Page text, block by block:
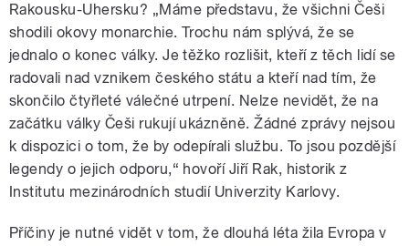
Rakousku-Uhersku? „Máme představu, že všichni Češi
shodili okovy monarchie. Trochu nám splývá, že se
jednalo o konec války. Je těžko rozlišit, kteří z těch lidí se
radovali nad vznikem českého státu a kteří nad tím, že
skončilo čtyřleté válečné utrpení. Nelze nevidět, že na
začátku války Češi rukují ukázněně. Žádné zprávy nejsou
k dispozici o tom, že by odepírali službu. To jsou pozdější
legendy o jejich odporu,“ hovoří Jiří Rak, historik z
Institutu mezinárodních studií Univerzity Karlovy.
Příčiny je nutné vidět v tom, že dlouhá léta žila Evropa v